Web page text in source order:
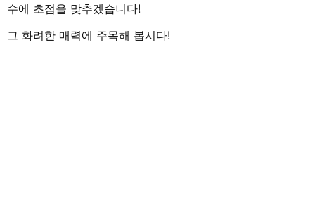
수에 초점을 맞추겠습니다!
그 화려한 매력에 주목해 봅시다!